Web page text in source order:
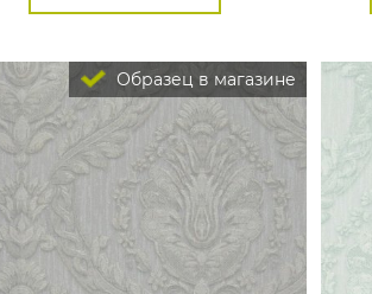
Образец в магазине